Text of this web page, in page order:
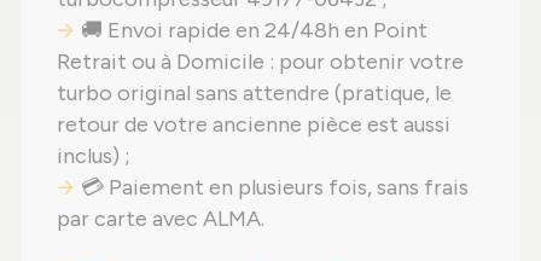
🚚 Envoi rapide en 24/48h en Point
Retrait ou à Domicile : pour obtenir votre
turbo original sans attendre (pratique, le
retour de votre ancienne pièce est aussi
inclus) ;
💳 Paiement en plusieurs fois, sans frais
par carte avec ALMA.